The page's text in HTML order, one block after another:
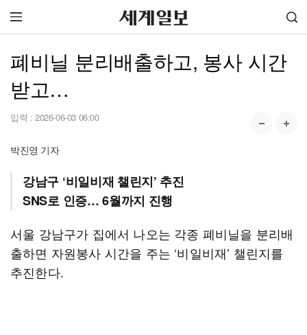
폐비닐 분리배출하고, 봉사 시간
받고…
입력 : 2026-06-03 06:00
박진영 기자
강남구 ‘비일비재 챌린지’ 추진
SNS로 인증… 6월까지 진행
서울 강남구가 집에서 나오는 각종 폐비닐을 분리배
출하면 자원봉사 시간을 주는 ‘비일비재’ 챌린지를
추진한다.